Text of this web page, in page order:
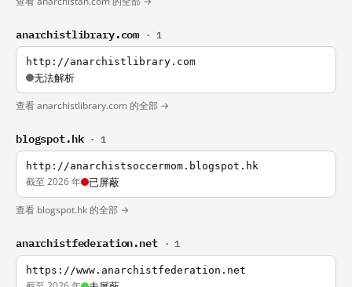
anarchistlibrary.com · 1
http://anarchistlibrary.com
无法解析
查看 anarchistlibrary.com 的全部 →
blogspot.hk · 1
http://anarchistsoccermom.blogspot.hk
截至 2026 年 已屏蔽
查看 blogspot.hk 的全部 →
anarchistfederation.net · 1
https://www.anarchistfederation.net